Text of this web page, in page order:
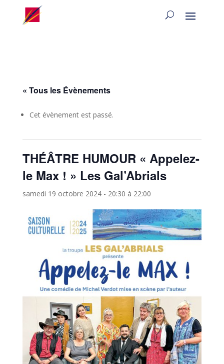
« Tous les Évènements
Cet évènement est passé.
THÉÂTRE HUMOUR « Appelez-
le Max ! » Les Gal’Abrials
samedi 19 octobre 2024 - 20:30 à 22:00